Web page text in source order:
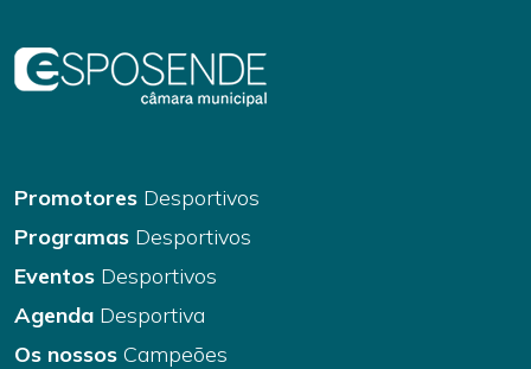
Promotores Desportivos
Programas Desportivos
Eventos Desportivos
Agenda Desportiva
Os nossos Campeões